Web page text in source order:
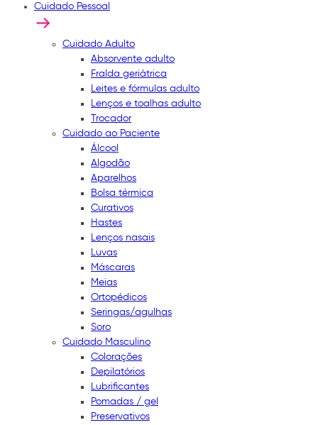
Cuidado Pessoal
Cuidado Adulto
Absorvente adulto
Fralda geriátrica
Leites e fórmulas adulto
Lenços e toalhas adulto
Trocador
Cuidado ao Paciente
Álcool
Algodão
Aparelhos
Bolsa térmica
Curativos
Hastes
Lenços nasais
Luvas
Máscaras
Meias
Ortopédicos
Seringas/agulhas
Soro
Cuidado Masculino
Colorações
Depilatórios
Lubrificantes
Pomadas / gel
Preservativos